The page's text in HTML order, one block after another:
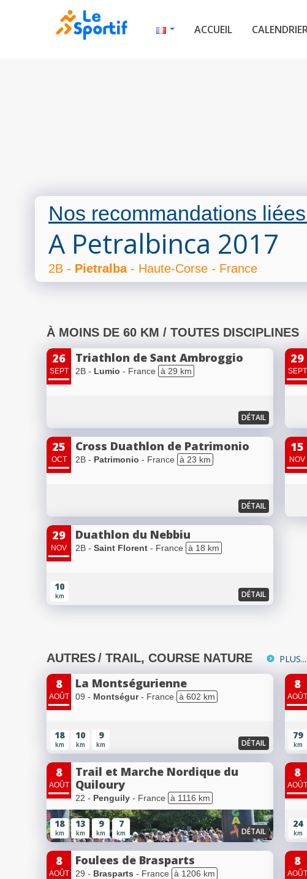
ACCUEIL
Nos recommandations
A Petralbinca 2017
2B - Pietralba- Haute-Corse - France
À MOINS DE 60 KM / TOUTES DISCIPLINES
26
SEPT
Triathlon de Sant Ambroggio
2B - Lumio - France à 29 km
DÉTAIL
29
SEPT
25
OCT
Cross Duathlon de Patrimonio
2B - Patrimonio - France à 23 km
DÉTAIL
15
NOV
29
NOV
Duathlon du Nebbiu
2B - Saint Florent - France à 18 km
10
km DÉTAIL
AUTRES/ TRAIL, COURSE NATURE PLUS...
8
AOÛT
La Montségurienne
09 - Montségur- France à 602 km
18
km
10
km
9
km DÉTAIL
8
AOÛT
79
km
8
AOÛT
Trail et Marche Nordique du
Quiloury
22 - Penguily - France à 1116 km
18
km
13
km
9
km
7
km DÉTAIL
8
AOÛT
24
km
8
AOÛT
Foulees de Brasparts
29 - Brasparts - France à 1206 km
8
AOÛT